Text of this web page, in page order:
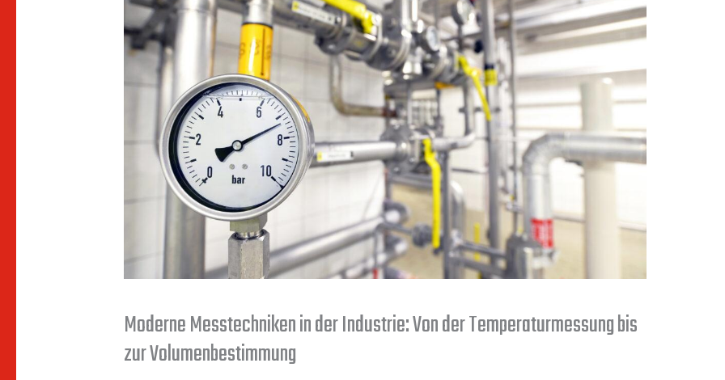
Moderne Messtechniken in der Industrie: Von der Temperaturmessung bis
zur Volumenbestimmung